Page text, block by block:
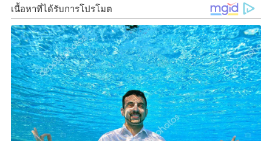
:Stop Soil Erosion, Save our Future”
น้อมรำลึกในพระ
มหากรุณาธิคุณ พระบาทสมเด็จ พระบรมชนกาธิเบศร
มหาภูมิพลอดุลยเดชมหาราชบรมนาถบพิตร“นัก
วิทยาศาสตร์ดินเพื่อมนุษยธรรม”(Humanitarian Soil
Scientist Award)พระองค์แรกและพระองค์เดียวในโลก
ภายในงานจัดแสดงนิทรรศการพระราชกรณียกิจด้านการ
พัฒนาทรัพยากรดิน เพื่อการเกษตรอย่างครบวงจร ส่ง
เสริมให้ประชาชนตระหนักถึงความสำคัญของการ